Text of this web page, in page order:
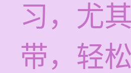
习，尤
带，轻